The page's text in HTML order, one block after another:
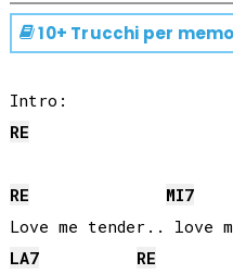
10+ Trucchi per
RE
RE MI7
LA7
RE